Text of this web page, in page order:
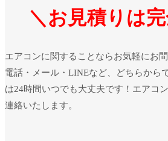
＼お見積りは
エアコンに関することならお気軽にお
電話・メール・LINEなど、どちらから
は24時間いつでも大丈夫です！エアコ
連絡いたします。